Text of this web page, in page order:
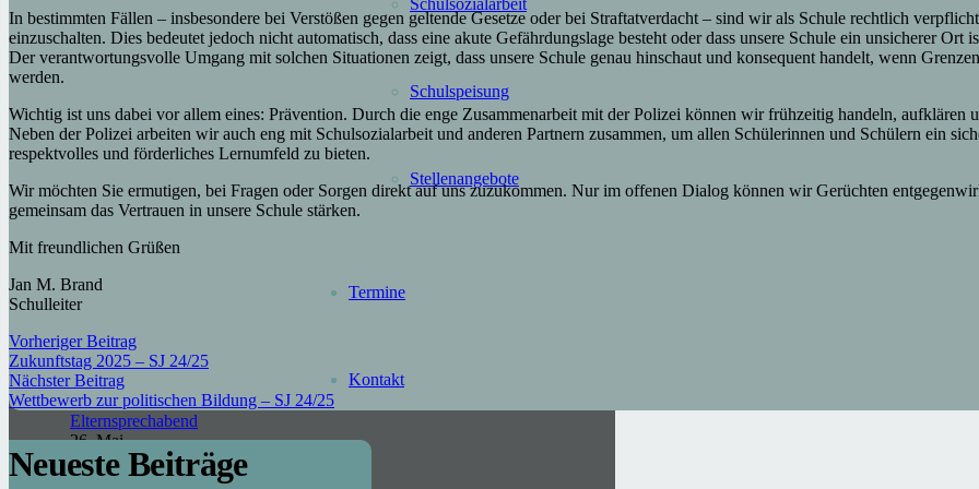
Schul­sozialarbeit
Schulspeisung
Stellen­angebote
Termine
Kontakt
In bestimmten Fällen – insbesondere bei Verstößen gegen geltende Gesetze oder bei Straftatverdacht – sind wir als Schule rechtlich
einzuschalten. Dies bedeutet jedoch nicht automatisch, dass eine akute Gefährdungslage besteht oder dass unsere Schule ein unsicherer Ort
Der verantwortungsvolle Umgang mit solchen Situationen zeigt, dass unsere Schule genau hinschaut und konsequent handelt, wenn
werden.
Wichtig ist uns dabei vor allem eines: Prävention. Durch die enge Zusammenarbeit mit der Polizei können wir frühzeitig handeln, aufklären
Neben der Polizei arbeiten wir auch eng mit Schulsozialarbeit und anderen Partnern zusammen, um allen Schülerinnen und Schülern ein
respektvolles und förderliches Lernumfeld zu bieten.
Wir möchten Sie ermutigen, bei Fragen oder Sorgen direkt auf uns zuzukommen. Nur im offenen Dialog können wir Gerüchten
gemeinsam das Vertrauen in unsere Schule stärken.
Mit freundlichen Grüßen
Jan M. Brand
Schulleiter
Vorheriger Beitrag
Zukunftstag 2025 – SJ 24/25
Nächster Beitrag
Wettbewerb zur politischen Bildung – SJ 24/25
Neueste Beiträge
Oberhavel.
Neueste
Beiträge
Hinweis:
Unterricht
aufgrund der
21. Juni
2026
Einladung
zum
Elternsprechabend
26. Mai
2026
MuK-